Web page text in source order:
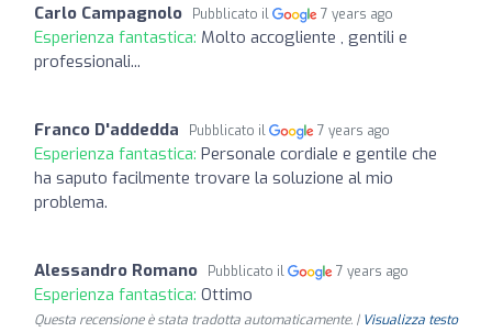
Carlo Campagnolo Pubblicato il 7 years ago
Esperienza fantastica: Molto accogliente , gentili e
professionali...
Franco D'addedda Pubblicato il 7 years ago
Esperienza fantastica: Personale cordiale e gentile che
ha saputo facilmente trovare la soluzione al mio
problema.
Alessandro Romano Pubblicato il 7 years ago
Esperienza fantastica: Ottimo
Questa recensione è stata tradotta automaticamente. | Visualizza testo